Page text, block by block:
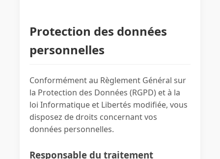
Protection des données
personnelles
Conformément au Règlement Général sur
la Protection des Données (RGPD) et à la
loi Informatique et Libertés modifiée, vous
disposez de droits concernant vos
données personnelles.
Responsable du traitement